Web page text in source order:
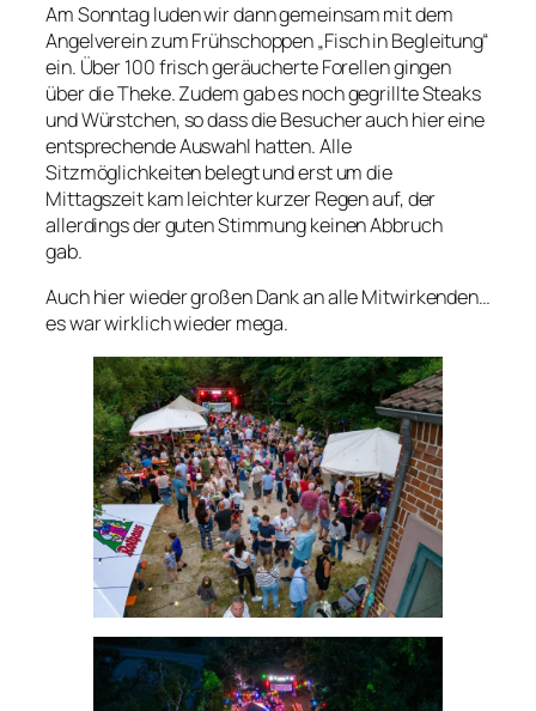
Am Sonntag luden wir dann gemeinsam mit dem
Angelverein zum Frühschoppen „Fisch in Begleitung“
ein. Über 100 frisch geräucherte Forellen gingen
über die Theke. Zudem gab es noch gegrillte Steaks
und Würstchen, so dass die Besucher auch hier eine
entsprechende Auswahl hatten. Alle
Sitzmöglichkeiten belegt und erst um die
Mittagszeit kam leichter kurzer Regen auf, der
allerdings der guten Stimmung keinen Abbruch
gab.
Auch hier wieder großen Dank an alle Mitwirkenden…
es war wirklich wieder mega.